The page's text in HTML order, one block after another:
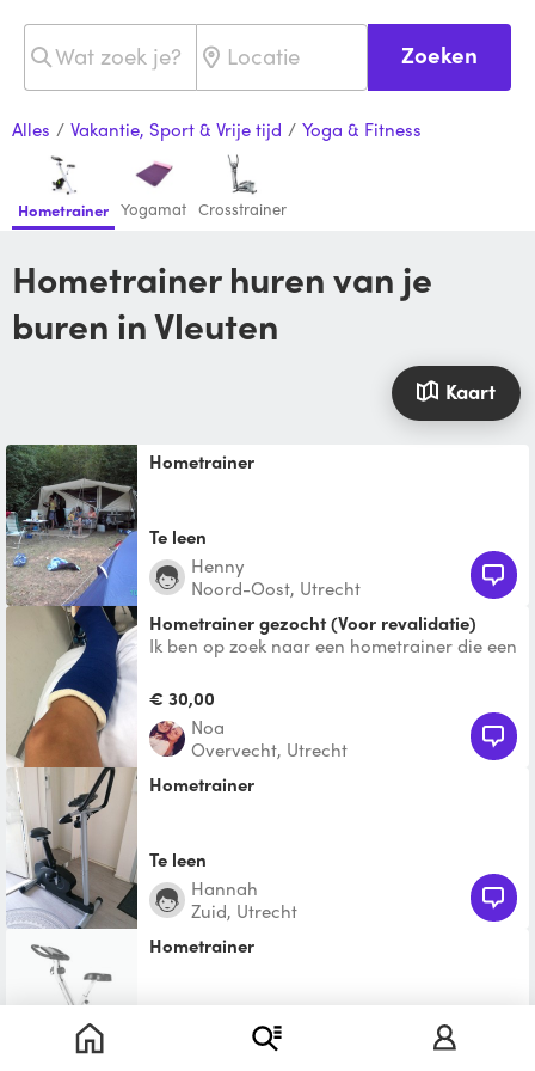
Zoeken
Alles / Vakantie, Sport & Vrije tijd / Yoga & Fitness
Hometrainer Yogamat Crosstrainer
Hometrainer huren van je
buren in Vleuten
Kaart
Hometrainer
Te leen
Henny
Noord-Oost, Utrecht
Hometrainer gezocht (Voor revalidatie)
Ik ben op zoek naar een hometrainer die een
gaat om een reva
€ 30,00
Noa
Overvecht, Utrecht
Hometrainer
Te leen
Hannah
Zuid, Utrecht
hometrainer
Marcus